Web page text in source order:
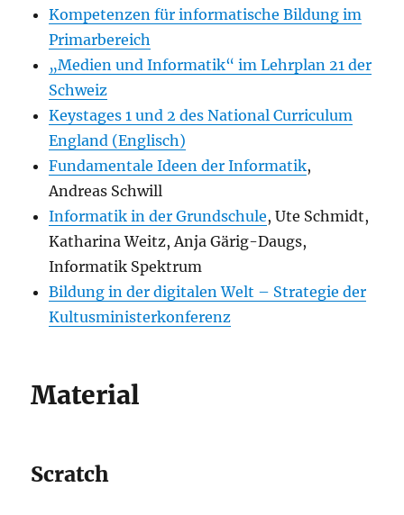
Kompetenzen für informatische Bildung im
Primarbereich
„Medien und Informatik“ im Lehrplan 21 der
Schweiz
Keystages 1 und 2 des National Curriculum
England (Englisch)
Fundamentale Ideen der Informatik,
Andreas Schwill
Informatik in der Grundschule, Ute Schmidt,
Katharina Weitz, Anja Gärig-Daugs,
Informatik Spektrum
Bildung in der digitalen Welt – Strategie der
Kultusministerkonferenz
Material
Scratch